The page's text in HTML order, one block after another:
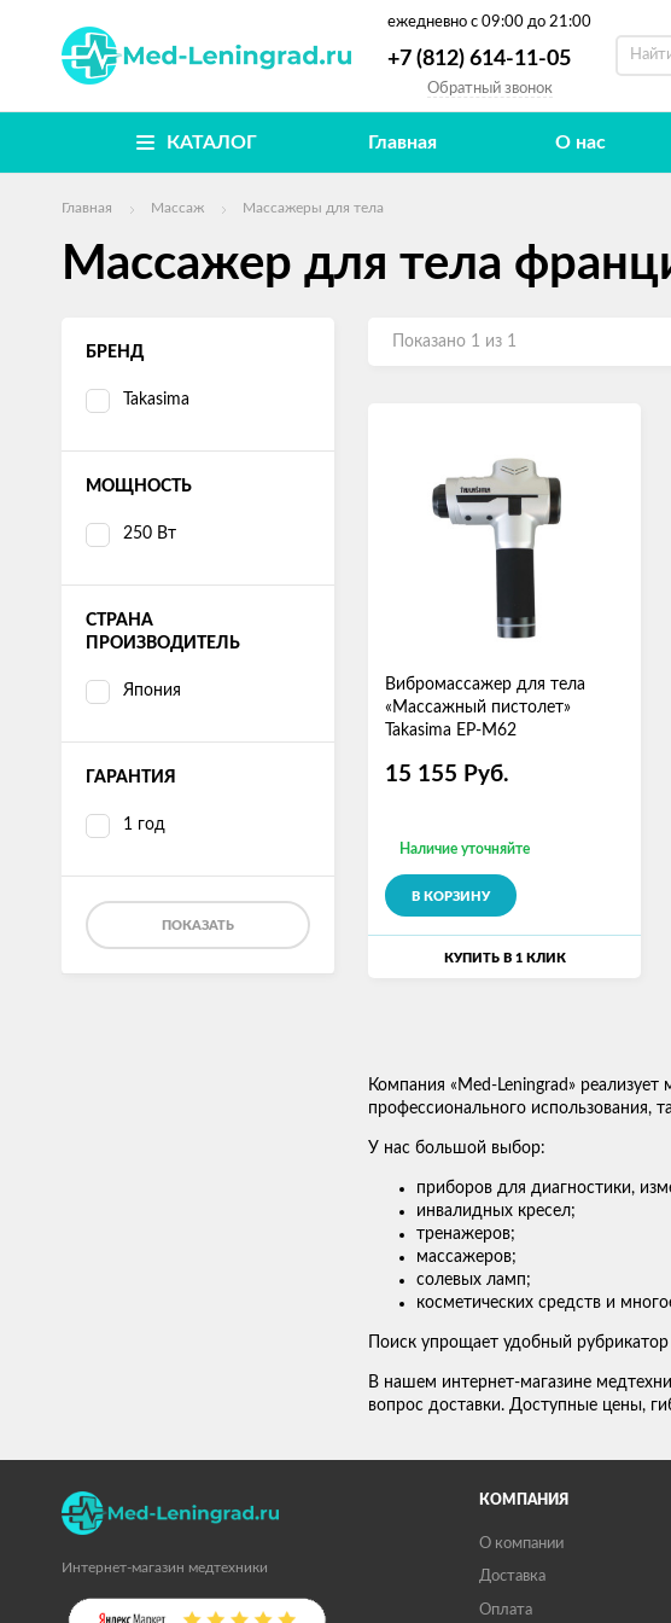
ежедневно с 09:00 до 21:00
+7 (812) 614-11-05
Обратный звонок
КАТАЛОГ Главная О нас
Главная Массаж Массажеры для тела
Массажер для тела
БРЕНД
Takasima
МОЩНОСТЬ
250 Вт
СТРАНА
ПРОИЗВОДИТЕЛЬ
Япония
ГАРАНТИЯ
1 год
ПОКАЗАТЬ
Показано 1 из 1
Вибромассажер для тела
«Массажный пистолет»
Takasima EP-M62
15 155 Руб.
Наличие уточняйте
В КОРЗИНУ
КУПИТЬ В 1 КЛИК
Компания «Med-Leningrad»
профессионального использования,
У нас большой выбор:
приборов для диагностики,
инвалидных кресел;
тренажеров;
массажеров;
солевых ламп;
косметических средств и
Поиск упрощает удобный
В нашем интернет-магазине
вопрос доставки. Доступные цены,
Интернет-магазин медтехники
КОМПАНИЯ
О компании
Доставка
Оплата